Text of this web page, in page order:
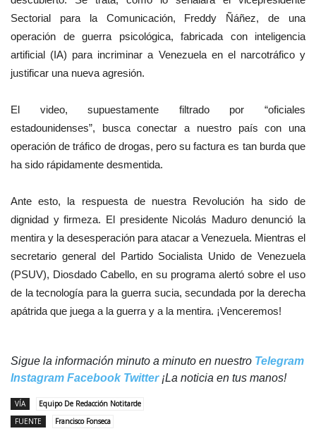
Sectorial para la Comunicación, Freddy Ñáñez, de una
operación de guerra psicológica, fabricada con inteligencia
artificial (IA) para incriminar a Venezuela en el narcotráfico y
justificar una nueva agresión.
El video, supuestamente filtrado por “oficiales
estadounidenses”, busca conectar a nuestro país con una
operación de tráfico de drogas, pero su factura es tan burda que
ha sido rápidamente desmentida.
Ante esto, la respuesta de nuestra Revolución ha sido de
dignidad y firmeza. El presidente Nicolás Maduro denunció la
mentira y la desesperación para atacar a Venezuela. Mientras el
secretario general del Partido Socialista Unido de Venezuela
(PSUV), Diosdado Cabello, en su programa alertó sobre el uso
de la tecnología para la guerra sucia, secundada por la derecha
apátrida que juega a la guerra y a la mentira. ¡Venceremos!
Sigue la información minuto a minuto en nuestro Telegram
Instagram Facebook Twitter¡La noticia en tus manos!
VÍA
Equipo De Redacción Notitarde
FUENTE
Francisco Fonseca